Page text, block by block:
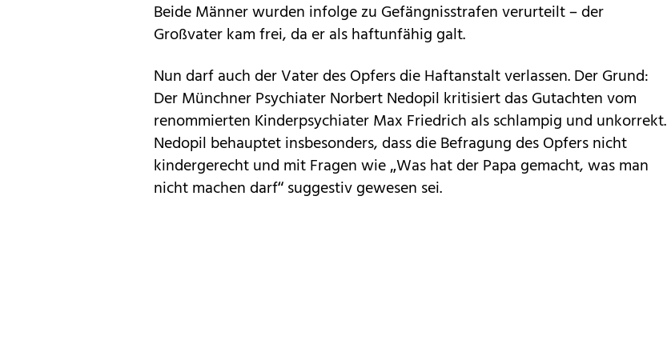
Beide Männer wurden infolge zu Gefängnisstrafen verurteilt – der
Großvater kam frei, da er als haftunfähig galt.
Nun darf auch der Vater des Opfers die Haftanstalt verlassen. Der Grund:
Der Münchner Psychiater Norbert Nedopil kritisiert das Gutachten vom
renommierten Kinderpsychiater Max Friedrich als schlampig und unkorrekt.
Nedopil behauptet insbesonders, dass die Befragung des Opfers nicht
kindergerecht und mit Fragen wie „Was hat der Papa gemacht, was man
nicht machen darf“ suggestiv gewesen sei.